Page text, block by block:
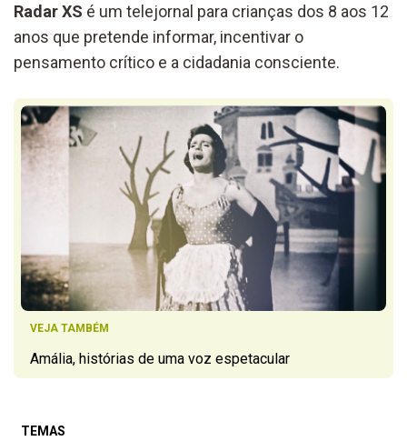
Radar XS é um telejornal para crianças dos 8 aos 12
anos que pretende informar, incentivar o
pensamento crítico e a cidadania consciente.
VEJA TAMBÉM
Amália, histórias de uma voz espetacular
TEMAS